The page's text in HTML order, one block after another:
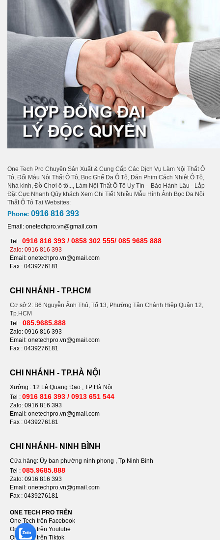
One Tech Pro Chuyên Sản Xuất & Cung Cấp Các Dịch Vụ Làm Nội Thất Ô
Tô, Đổi Màu Nội Thất Ô Tô, Bọc Ghế Da Ô Tô, Dán Phim Cách Nhiệt Ô Tô,
Nhà kính, Đồ Chơi ô tô..., Làm Nội Thất Ô Tô Uy Tín - Bảo Hành Lâu - Lắp
Đặt Cực Nhanh Qúy khách Xem Chi Tiết Nhiều Mẫu Hình Ảnh Bọc Da Nội
Thất Ô Tô Tại Websites:
Phone: 0916 816 393
Email: onetechpro.vn@gmail.com
Tel : 0916 816 393 / 0858 302 555/ 085 9685 888
Zalo: 0916 816 393
Email: onetechpro.vn@gmail.com
Fax : 0439276181
CHI NHÁNH - TP.HCM
Cơ sở 2: B6 Nguyễn Ảnh Thủ, Tổ 13, Phường Tân Chánh Hiệp Quận 12,
Tp.HCM
Tel : 085.9685.888
Zalo: 0916 816 393
Email: onetechpro.vn@gmail.com
Fax : 0439276181
CHI NHÁNH - TP.HÀ NỘI
Xưởng : 12 Lê Quang Đạo , TP Hà Nội
Tel : 0916 816 393 / 0913 651 544
Zalo: 0916 816 393
Email: onetechpro.vn@gmail.com
Fax : 0439276181
CHI NHÁNH- NINH BÌNH
Cửa hàng: Ủy ban phường ninh phong , Tp Ninh Bình
Tel : 085.9685.888
Zalo: 0916 816 393
Email: onetechpro.vn@gmail.com
Fax : 0439276181
ONE TECH PRO TRÊN
One Tech trên Facebook
One Tech trên Youtube
One Tech trên Tiktok